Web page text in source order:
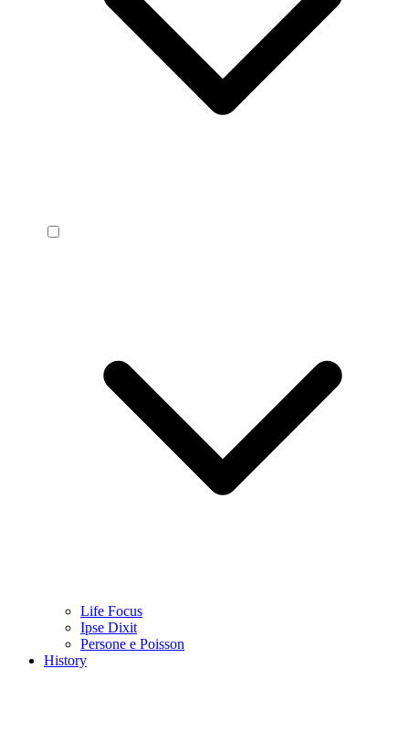
Life Focus
Ipse Dixit
Persone e Poisson
History